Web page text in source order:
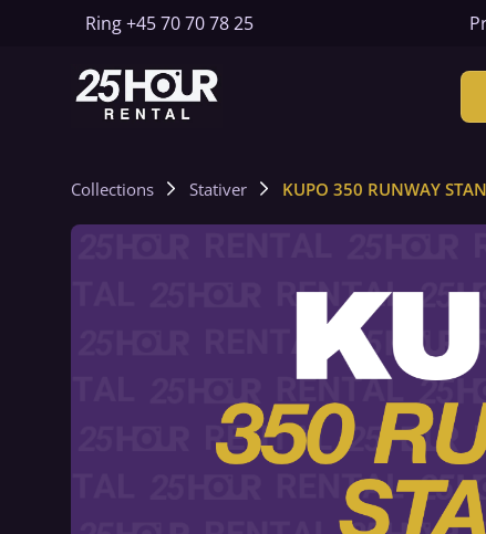
Ring+45 70 70 78 25
Collections Stativer KUPO 350 RUNWAY